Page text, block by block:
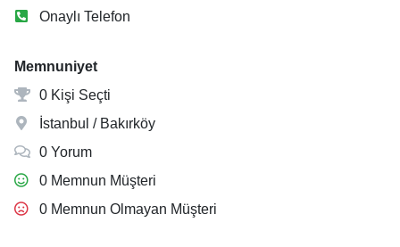
Onaylı Telefon
Memnuniyet
0 Kişi Seçti
İstanbul / Bakırköy
0 Yorum
0 Memnun Müşteri
0 Memnun Olmayan Müşteri